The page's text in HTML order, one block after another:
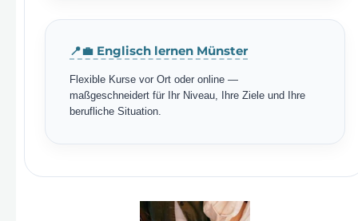
📍💼 Englisch lernen Münster
Flexible Kurse vor Ort oder online —
maßgeschneidert für Ihr Niveau, Ihre Ziele und Ihre
berufliche Situation.